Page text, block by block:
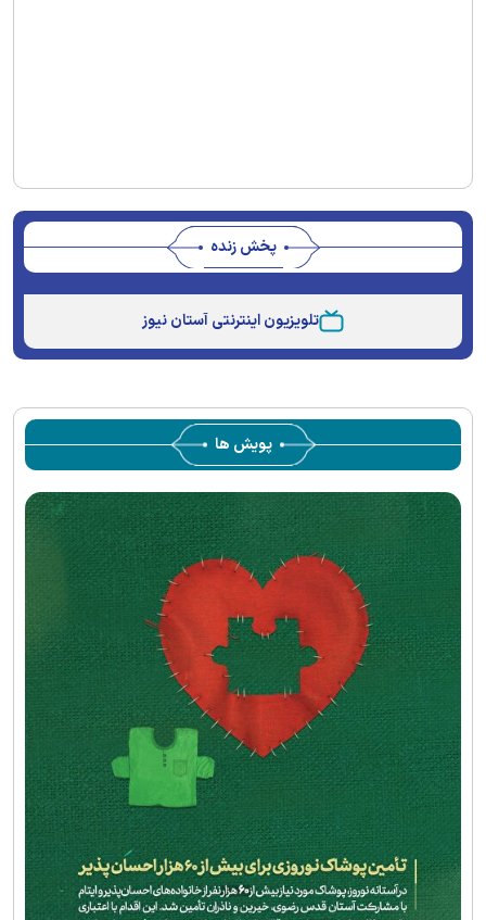
پخش زنده
window.
The media could not be loaded, either because the
server or network failed or because the format is not
تلویزیون اینترنتی آستان نیوز
پویش ها